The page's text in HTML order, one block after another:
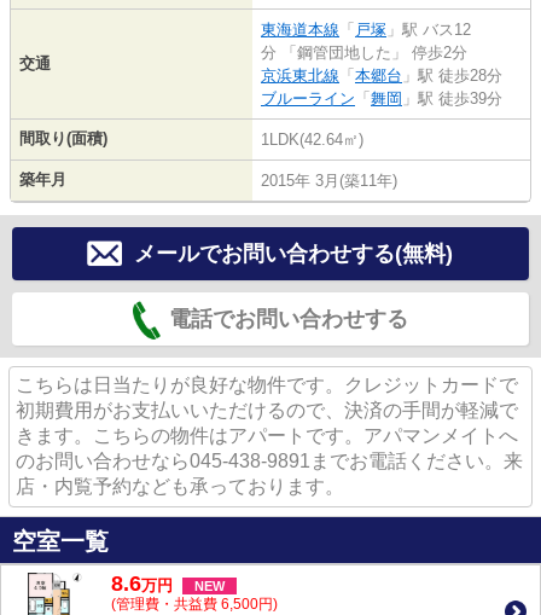
交通
東海道本線 「 戸塚 」駅 バス12
分 「鋼管団地した」 停歩2分
京浜東北線 「 本郷台 」駅 徒歩28分
ブルーライン 「 舞岡 」駅 徒歩39分
間取り(面積) 1LDK(42.64㎡)
築年月 2015年 3月(築11年)
メールでお問い合わせする(無料)
電話でお問い合わせする
こちらは日当たりが良好な物件です。クレジットカードで
初期費用がお支払いいただけるので、決済の手間が軽減で
きます。こちらの物件はアパートです。アパマンメイトへ
のお問い合わせなら045-438-9891までお電話ください。来
店・内覧予約なども承っております。
空室一覧
8.6万円 NEW
(管理費・共益費 6,500円)